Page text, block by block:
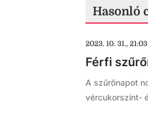
Hasonló
2023. 10. 31., 21:03
Férfi
A szűrőnapot
vércukorszint-